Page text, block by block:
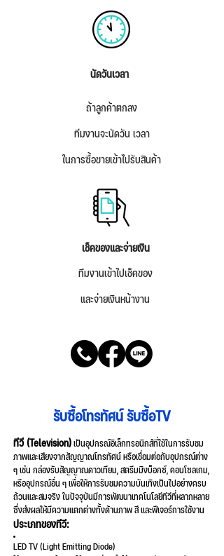
นัดวันเวลา
ถ้าลูกค้าตกลง
ทีมงานจะนัดวัน เวลา
ในการซื้อขายเข้าไปรับสินค้า
เช็คของและจ่ายเงิน
ทีมงานเข้าไปเช็คของ
และจ่ายเงินหน้างาน
รับซื้อโทรทัศน์ รับซื้อTV
ทีวี (Television) เป็นอุปกรณ์อิเล็กทรอนิกส์ที่ใช้ในการรับชม
ภาพและเสียงจากสัญญาณโทรทัศน์ หรือเชื่อมต่อกับอุปกรณ์ต่าง
ๆ เช่น กล่องรับสัญญาณดาวเทียม, สตรีมมิงบ็อกซ์, คอนโซลเกม,
หรืออุปกรณ์อื่น ๆ เพื่อให้การรับชมความบันเทิงเป็นไปอย่างครบ
ถ้วนและสมจริง ในปัจจุบันมีการพัฒนาเทคโนโลยีทีวีที่หลากหลาย
ซึ่งส่งผลให้มีความแตกต่างทั้งด้านภาพ สี และฟีเจอร์การใช้งาน
ประเภทของทีวี:
LED TV (Light Emitting Diode)